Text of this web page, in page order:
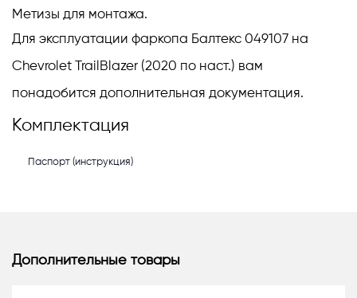
Метизы для монтажа.
Для эксплуатации фаркопа Балтекс 049107 на
Chevrolet TrailBlazer (2020 по наст.) вам
понадобится дополнительная документация.
Комплектация
Паспорт (инструкция)
Дополнительные товары